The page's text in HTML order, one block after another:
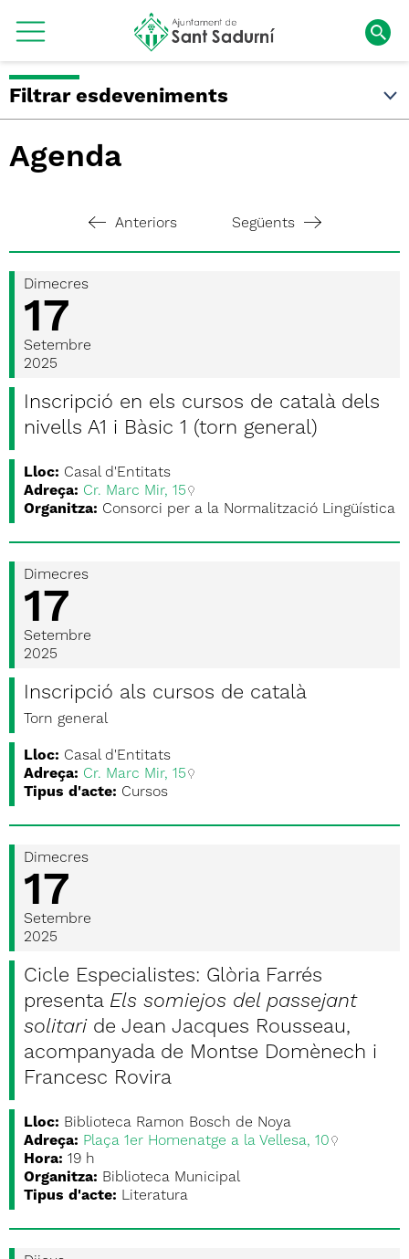
Filtrar esdeveniments
Agenda
Anteriors Següents
Dimecres
17
Setembre
2025
Inscripció en els cursos de català dels
nivells A1 i Bàsic 1 (torn general)
Lloc: Casal d'Entitats
Adreça: Cr. Marc Mir, 15
Organitza: Consorci per a la Normalització Lingüística
Dimecres
17
Setembre
2025
Inscripció als cursos de català
Torn general
Lloc: Casal d'Entitats
Adreça: Cr. Marc Mir, 15
Tipus d'acte: Cursos
Dimecres
17
Setembre
2025
Cicle Especialistes: Glòria Farrés
presenta Els somiejos del passejant
solitari de Jean Jacques Rousseau,
acompanyada de Montse Domènech i
Francesc Rovira
Lloc: Biblioteca Ramon Bosch de Noya
Adreça: Plaça 1er Homenatge a la Vellesa, 10
Hora: 19 h
Organitza: Biblioteca Municipal
Tipus d'acte: Literatura